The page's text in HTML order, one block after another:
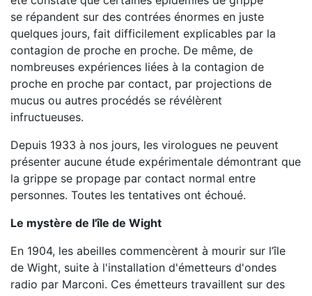
se répandent sur des contrées énormes en juste
quelques jours, fait difficilement explicables par la
contagion de proche en proche. De même, de
nombreuses expériences liées à la contagion de
proche en proche par contact, par projections de
mucus ou autres procédés se révélèrent
infructueuses.
Depuis 1933 à nos jours, les virologues ne peuvent
présenter aucune étude expérimentale démontrant que
la grippe se propage par contact normal entre
personnes. Toutes les tentatives ont échoué.
Le mystère de l'île de Wight
En 1904, les abeilles commencèrent à mourir sur l’île
de Wight, suite à l'installation d'émetteurs d'ondes
radio par Marconi. Ces émetteurs travaillent sur des